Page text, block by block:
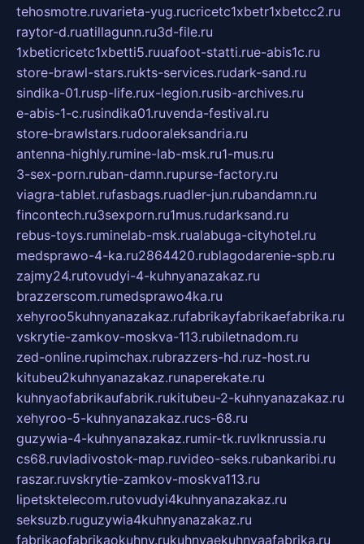
tehosmotre.ruvarieta-yug.rucricetc1xbetr1xbetcc2.ru
raytor-d.ruatillagunn.ru3d-file.ru
1xbeticricetc1xbetti5.ruuafoot-statti.rue-abis1c.ru
store-brawl-stars.rukts-services.rudark-sand.ru
sindika-01.rusp-life.rux-legion.rusib-archives.ru
e-abis-1-c.rusindika01.ruvenda-festival.ru
store-brawlstars.rudooraleksandria.ru
antenna-highly.rumine-lab-msk.ru1-mus.ru
3-sex-porn.ruban-damn.rupurse-factory.ru
viagra-tablet.rufasbags.ruadler-jun.rubandamn.ru
fincontech.ru3sexporn.ru1mus.rudarksand.ru
rebus-toys.ruminelab-msk.rualabuga-cityhotel.ru
medsprawo-4-ka.ru2864420.rublagodarenie-spb.ru
zajmy24.rutovudyi-4-kuhnyanazakaz.ru
brazzerscom.rumedsprawo4ka.ru
xehyroo5kuhnyanazakaz.rufabrikayfabrikaefabrika.ru
vskrytie-zamkov-moskva-113.rubiletnadom.ru
zed-online.rupimchax.rubrazzers-hd.ruz-host.ru
kitubeu2kuhnyanazakaz.runaperekate.ru
kuhnyaofabrikaufabrik.rukitubeu-2-kuhnyanazakaz.ru
xehyroo-5-kuhnyanazakaz.rucs-68.ru
guzywia-4-kuhnyanazakaz.rumir-tk.ruvlknrussia.ru
cs68.ruvladivostok-map.ruvideo-seks.rubankaribi.ru
raszar.ruvskrytie-zamkov-moskva113.ru
lipetsktelecom.rutovudyi4kuhnyanazakaz.ru
seksuzb.ruguzywia4kuhnyanazakaz.ru
fabrikaofabrikaokuhny.rukuhnyaekuhnyaafabrika.ru